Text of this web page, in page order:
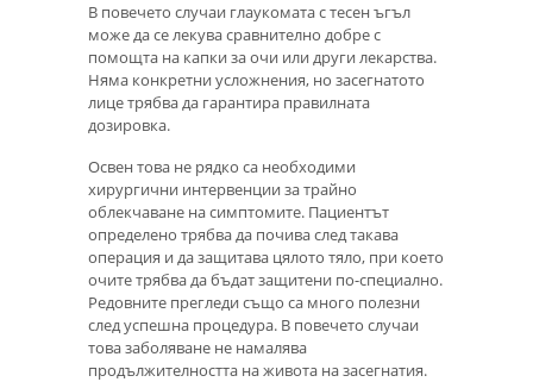
В повечето случаи глаукомата с тесен ъгъл
може да се лекува сравнително добре с
помощта на капки за очи или други лекарства.
Няма конкретни усложнения, но засегнатото
лице трябва да гарантира правилната
дозировка.
Освен това не рядко са необходими
хирургични интервенции за трайно
облекчаване на симптомите. Пациентът
определено трябва да почива след такава
операция и да защитава цялото тяло, при което
очите трябва да бъдат защитени по-специално.
Редовните прегледи също са много полезни
след успешна процедура. В повечето случаи
това заболяване не намалява
продължителността на живота на засегнатия.